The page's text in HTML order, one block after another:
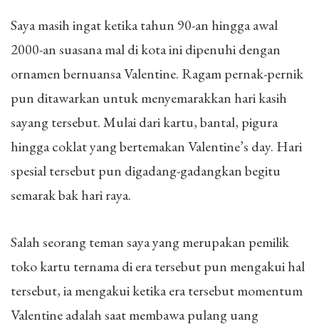
Saya masih ingat ketika tahun 90-an hingga awal
2000-an suasana mal di kota ini dipenuhi dengan
ornamen bernuansa Valentine. Ragam pernak-pernik
pun ditawarkan untuk menyemarakkan hari kasih
sayang tersebut. Mulai dari kartu, bantal, pigura
hingga coklat yang bertemakan Valentine’s day. Hari
spesial tersebut pun digadang-gadangkan begitu
semarak bak hari raya.
Salah seorang teman saya yang merupakan pemilik
toko kartu ternama di era tersebut pun mengakui hal
tersebut, ia mengakui ketika era tersebut momentum
Valentine adalah saat membawa pulang uang